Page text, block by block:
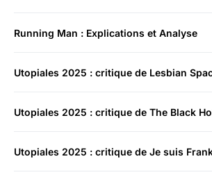
Running Man : Explications et Analyse
Utopiales 2025 : critique de Lesbian
Utopiales 2025 : critique de The Black
Utopiales 2025 : critique de Je suis